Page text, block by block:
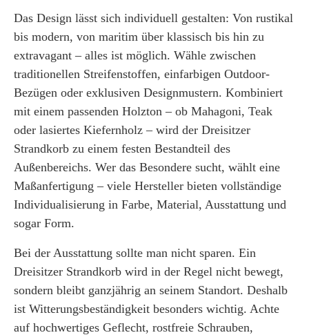
Das Design lässt sich individuell gestalten: Von rustikal
bis modern, von maritim über klassisch bis hin zu
extravagant – alles ist möglich. Wähle zwischen
traditionellen Streifenstoffen, einfarbigen Outdoor-
Bezügen oder exklusiven Designmustern. Kombiniert
mit einem passenden Holzton – ob Mahagoni, Teak
oder lasiertes Kiefernholz – wird der Dreisitzer
Strandkorb zu einem festen Bestandteil des
Außenbereichs. Wer das Besondere sucht, wählt eine
Maßanfertigung – viele Hersteller bieten vollständige
Individualisierung in Farbe, Material, Ausstattung und
sogar Form.
Bei der Ausstattung sollte man nicht sparen. Ein
Dreisitzer Strandkorb wird in der Regel nicht bewegt,
sondern bleibt ganzjährig an seinem Standort. Deshalb
ist Witterungsbeständigkeit besonders wichtig. Achte
auf hochwertiges Geflecht, rostfreie Schrauben,